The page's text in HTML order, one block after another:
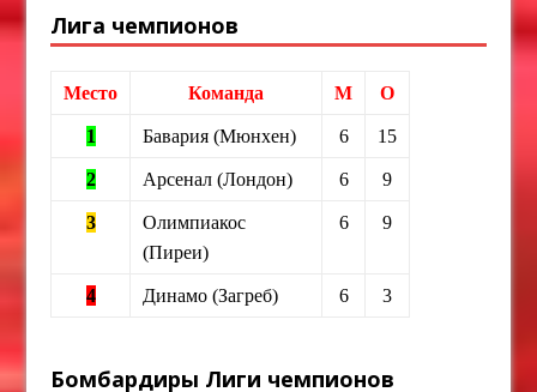
Лига чемпионов
Место Команда М О
1 Бавария (Мюнхен) 6 15
2 Арсенал (Лондон) 6 9
3
Олимпиакос
(Пиреи)
6 9
4 Динамо (Загреб) 6 3
Бомбардиры Лиги чемпионов